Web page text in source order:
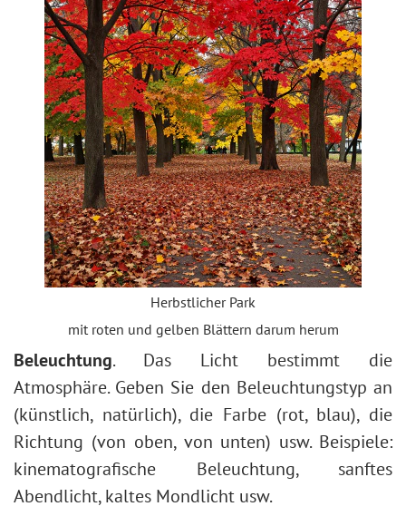
Herbstlicher Park
mit roten und gelben Blättern darum herum
Beleuchtung. Das Licht bestimmt die
Atmosphäre. Geben Sie den Beleuchtungstyp an
(künstlich, natürlich), die Farbe (rot, blau), die
Richtung (von oben, von unten) usw. Beispiele:
kinematografische Beleuchtung, sanftes
Abendlicht, kaltes Mondlicht usw.